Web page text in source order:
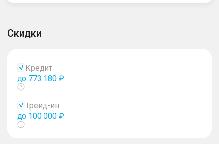
Скидки
Кредит
до 773 180 ₽
Показать
Трейд-ин
до 100 000 ₽
Показать